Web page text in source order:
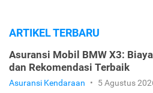
ARTIKEL TERBARU
Asuransi Mobil BMW X3:
dan Rekomendasi Terbaik
Asuransi Kendaraan • 5 Agustus